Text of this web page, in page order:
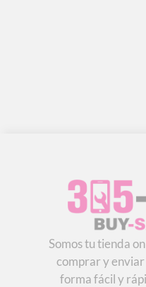
Somos tu tienda
comprar y
forma fácil y